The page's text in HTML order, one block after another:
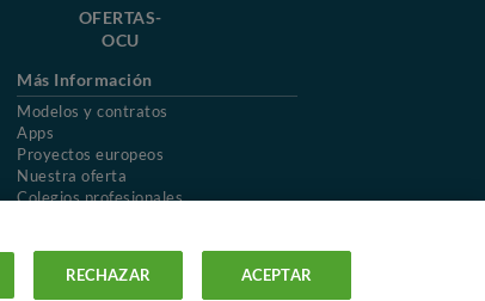
OFERTAS-
OCU
Más Información
Modelos y contratos
Apps
Proyectos europeos
Nuestra oferta
Colegios profesionales
RECHAZAR ACEPTAR